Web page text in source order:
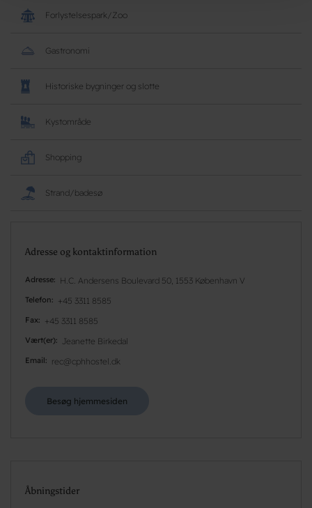
Forlystelsespark/Zoo
Gastronomi
Historiske bygninger og slotte
Kystområde
Shopping
Strand/badesø
Adresse og kontaktinformation
Adresse H.C. Andersens Boulevard 50, 1553 København V
Telefon +45 3311 8585
Fax +45 3311 8585
Vært(er) Jeanette Birkedal
Email rec@cphhostel.dk
Besøg hjemmesiden
Åbningstider